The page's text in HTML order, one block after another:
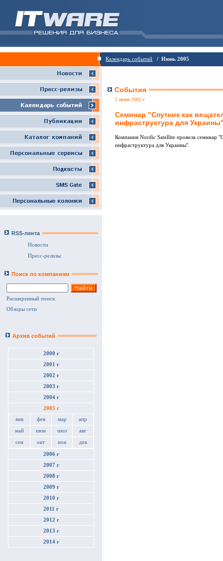
Календарь событий / Июнь 2005
RSS-лента
Новости
Пресс-релизы
Поиск по компаниям
Расширенный поиск
Обзоры сети
Архив событий
2000 г
2001 г
2002 г
2003 г
2004 г
2005 г
янв
фев мар апр
май июн июл авг
сен окт ноя дек
2006 г
2007 г
2008 г
2009 г
2010 г
2011 г
2012 г
2013 г
2014 г
События
2 июня 2005 г
Семинар "Спутник как
инфраструктура для
Компания Nordic Satellite провела семинар
инфраструктура для Украины".